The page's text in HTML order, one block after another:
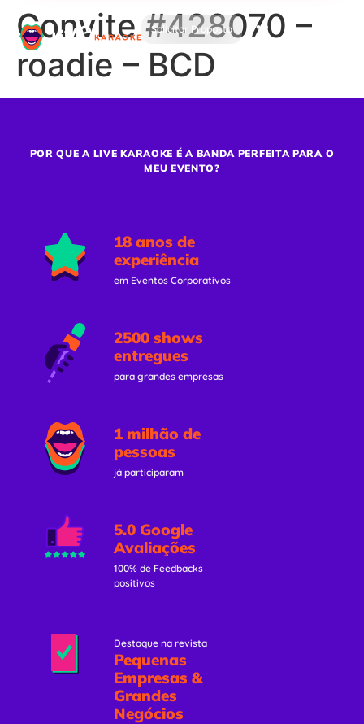
Solicitar Proposta
Convite #428070 –
roadie – BCD
POR QUE A LIVE KARAOKE É A BANDA PERFEITA PARA O
MEU EVENTO?
18 anos de
experiência
em Eventos Corporativos
2500 shows
entregues
para grandes empresas
1 milhão de
pessoas
já participaram
5.0 Google
Avaliações
100% de Feedbacks
positivos
Destaque na revista
Pequenas
Empresas &
Grandes
Negócios